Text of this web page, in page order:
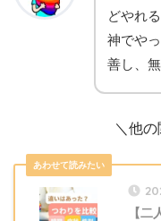
どやれ
神でや
善し、
＼他
【